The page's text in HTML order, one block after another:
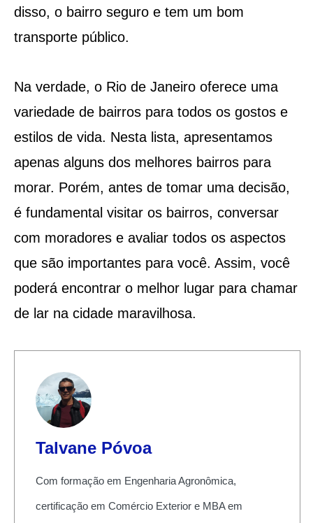
disso, o bairro seguro e tem um bom
transporte público.
Na verdade, o Rio de Janeiro oferece uma
variedade de bairros para todos os gostos e
estilos de vida. Nesta lista, apresentamos
apenas alguns dos melhores bairros para
morar. Porém, antes de tomar uma decisão,
é fundamental visitar os bairros, conversar
com moradores e avaliar todos os aspectos
que são importantes para você. Assim, você
poderá encontrar o melhor lugar para chamar
de lar na cidade maravilhosa.
Talvane Póvoa
Com formação em Engenharia Agronômica,
certificação em Comércio Exterior e MBA em